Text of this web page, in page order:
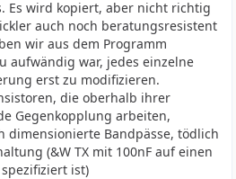
Es wird kopiert, aber nicht richtig
auch noch beratungsresistent
wir aus dem Programm
aufwändig war, jedes einzelne
erst zu modifizieren.
die oberhalb ihrer
Gegenkopplung arbeiten,
dimensionierte Bandpässe, tödlich
(&W TX mit 100nF auf einen
ist)